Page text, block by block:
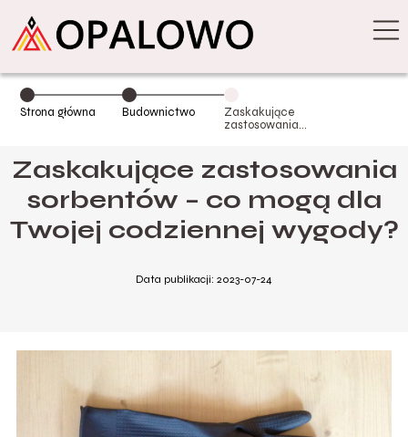
Strona główna Budownictwo
Zaskakujące
zastosowania
codziennej
wygody?
Zaskakujące zastosowania
sorbentów – co mogą dla
Twojej codziennej wygody?
Data publikacji: 2023-07-24